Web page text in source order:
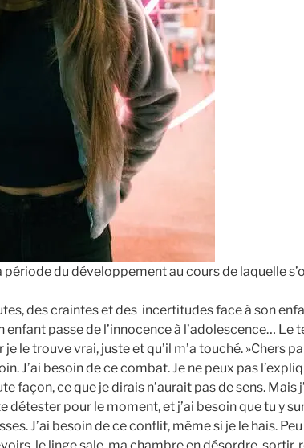
du développement au cours de laquelle
des craintes et des incertitudes face à son
passe de l’innocence à l’adolescence… Le
le trouve vrai, juste et qu’il m’a touché. »Chers
J’ai besoin de ce combat. Je ne peux pas
façon, ce que je dirais n’aurait pas de sens. Mais
détester pour le moment, et j’ai besoin que tu y
J’ai besoin de ce conflit, même si je le hais.
le linge sale, ma chambre en désordre, sortir,